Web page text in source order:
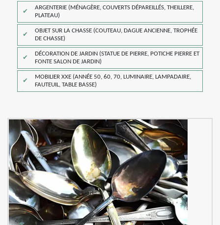
ARGENTERIE (MÉNAGÈRE, COUVERTS DÉPAREILLÉS, THEILLERE,
PLATEAU)
OBJET SUR LA CHASSE (COUTEAU, DAGUE ANCIENNE, TROPHÉE
DE CHASSE)
DÉCORATION DE JARDIN (STATUE DE PIERRE, POTICHE PIERRE ET
FONTE SALON DE JARDIN)
MOBILIER XXE (ANNÉE 50, 60, 70, LUMINAIRE, LAMPADAIRE,
FAUTEUIL, TABLE BASSE)